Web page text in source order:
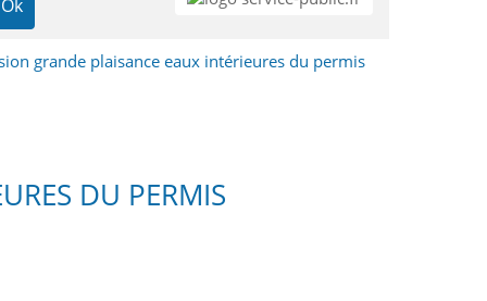
grande plaisance eaux intérieures du permis
DU PERMIS